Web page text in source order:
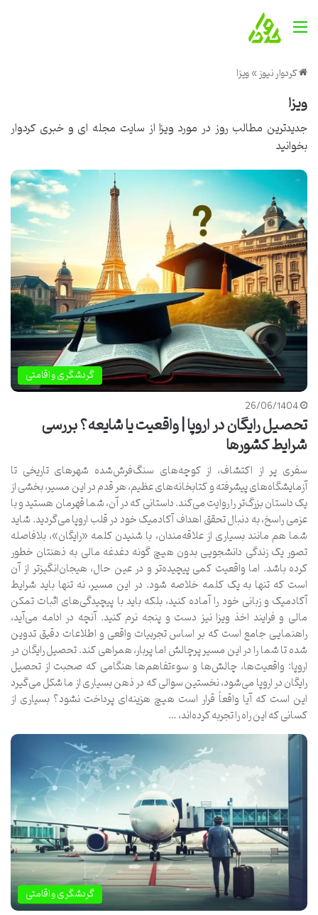
منو
کردوار نیوز»ویزا
ویزا
جدیدترین مطالب روز در مورد ویزا از سایت مجله ای و خبری کردوار
بخوانید
گردشگری و اقامتی
26/06/1404
تحصیل رایگان در اروپا | واقعیت یا شایعه؟ بررسی
شرایط کشورها
سفری پر از اکتشاف، از کوچه‌های سنگ‌فرش‌شده شهرهای تاریخی تا
آزمایشگاه‌های پیشرفته و کتابخانه‌های عظیم، هر قدم در این مسیر، بخشی از
یک داستان بزرگ‌تر را روایت می‌کند. داستانی که در آن، شما قهرمان هستید و با
عزمی راسخ، به دنبال تحقق اهداف آکادمیک خود در قلب اروپا می‌گردید. شاید
شما هم مانند بسیاری از علاقه‌مندان، با شنیدن کلمه «رایگان»، بلافاصله
تصور یک زندگی دانشجویی بدون هیچ گونه دغدغه مالی به ذهنتان خطور
کرده باشد. اما واقعیت کمی پیچیده‌تر و در عین حال، هیجان‌انگیزتر از آن
است که تنها به یک کلمه خلاصه شود. در این مسیر، نه تنها باید شرایط
آکادمیک و زبانی خود را آماده کنید، بلکه باید با پیچیدگی‌های اثبات تمکن
مالی و فرایند اخذ ویزا نیز دست و پنجه نرم کنید. آنچه در ادامه می‌آید،
راهنمایی جامع است که بر اساس تجربیات واقعی و اطلاعات دقیق تدوین
شده تا شما را در این مسیر پرچالش اما پربار، همراهی کند. تحصیل رایگان در
اروپا: واقعیت‌ها، چالش‌ها و سوءتفاهم‌ها هنگامی که صحبت از تحصیل
رایگان در اروپا می‌شود، نخستین سوالی که در ذهن بسیاری از ما شکل می‌گیرد
این است که آیا واقعاً قرار است هیچ هزینه‌ای پرداخت نشود؟ بسیاری از
کسانی که این راه را تجربه کرده‌اند، …
گردشگری و اقامتی